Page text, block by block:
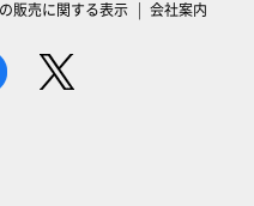
販売に関する表示 会社案内